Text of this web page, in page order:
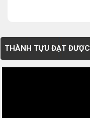
THÀNH TỰU ĐẠT ĐƯỢC